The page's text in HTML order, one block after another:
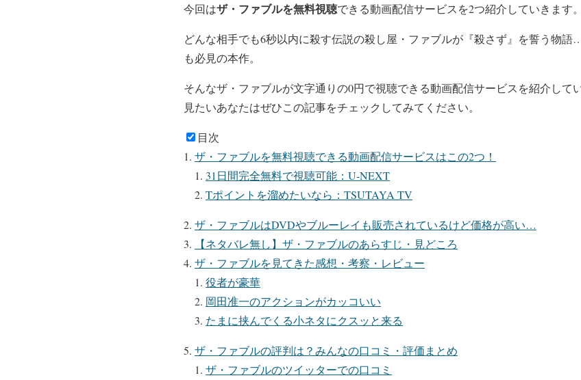
今回はザ・ファブルを無料視聴できる動画配信サービスを2つ紹介していきます。
どんな相手でも6秒以内に殺す伝説の殺し屋・ファブルが『殺さず』を誓う物
も必見の本作。
そんなザ・ファブルが文字通りの0円で視聴できる動画配信サービスを紹介して
見たいあなたはぜひこの記事をチェックしてみてください。
目次
ザ・ファブルを無料視聴できる動画配信サービスはこの2つ！
31日間完全無料で視聴可能：U-NEXT
Tポイントを溜めたいなら：TSUTAYA TV
ザ・ファブルはDVDやブルーレイも販売されているけど価格が高い…
【ネタバレ無し】ザ・ファブルのあらすじ・見どころ
ザ・ファブルを見てきた感想・考察・レビュー
役者が豪華
岡田准一のアクションがカッコいい
たまに挟んでくる小ネタにクスッと来る
ザ・ファブルの評判は？みんなの口コミ・評価まとめ
ザ・ファブルのツイッターでの口コミ